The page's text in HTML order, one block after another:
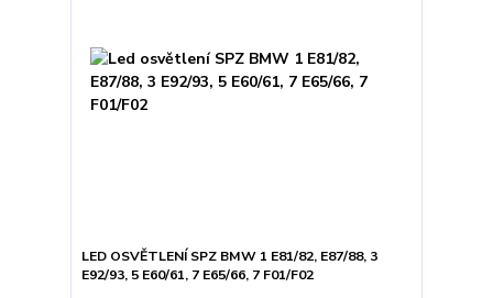
LED OSVĚTLENÍ SPZ BMW 1 E81/82, E87/88, 3
E92/93, 5 E60/61, 7 E65/66, 7 F01/F02